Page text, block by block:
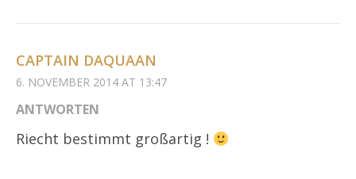
CAPTAIN DAQUAAN
6. NOVEMBER 2014 AT 13:47
ANTWORTEN
Riecht bestimmt großartig !